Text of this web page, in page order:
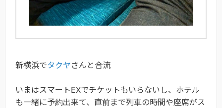
新横浜でタクヤさんと合流
いまはスマートEXでチケットもいらないし、ホテル
も一緒に予約出来て、直前まで列車の時間や座席がス